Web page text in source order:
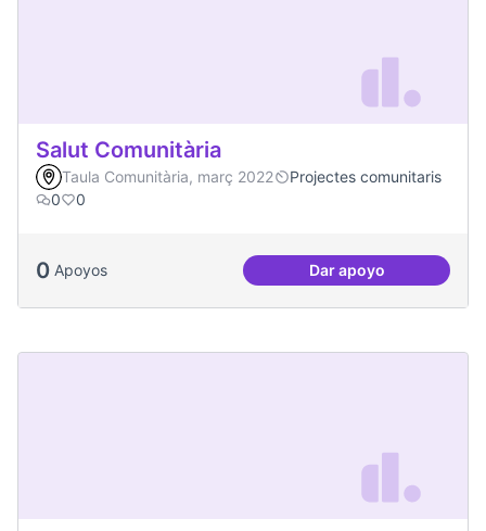
Salut Comunitària
Taula Comunitària, març 2022
Projectes comunitaris
0
0
0 Apoyos Dar apoyoSalut Comunitària